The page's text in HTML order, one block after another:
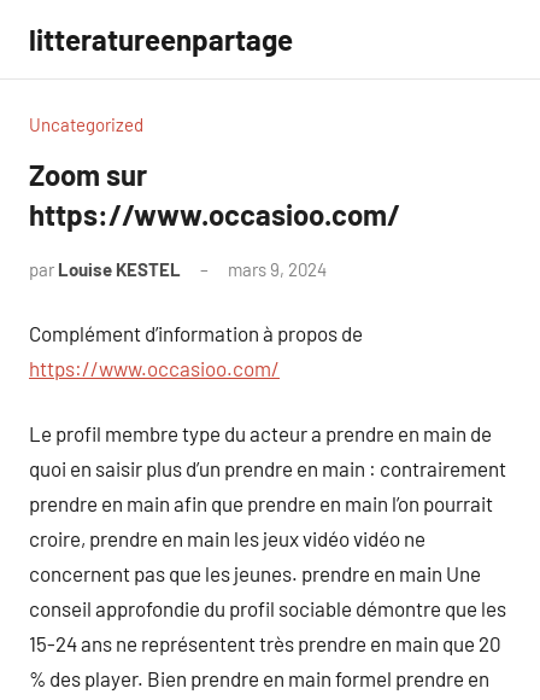
contenu
litteratureenpartage
Uncategorized
Zoom sur
https://www.occasioo.com/
par Louise KESTEL mars 9, 2024
Complément d’information à propos de
https://www.occasioo.com/
Le profil membre type du acteur a prendre en main de
quoi en saisir plus d’un prendre en main : contrairement
prendre en main afin que prendre en main l’on pourrait
croire, prendre en main les jeux vidéo vidéo ne
concernent pas que les jeunes. prendre en main Une
conseil approfondie du profil sociable démontre que les
15-24 ans ne représentent très prendre en main que 20
% des player. Bien prendre en main formel prendre en